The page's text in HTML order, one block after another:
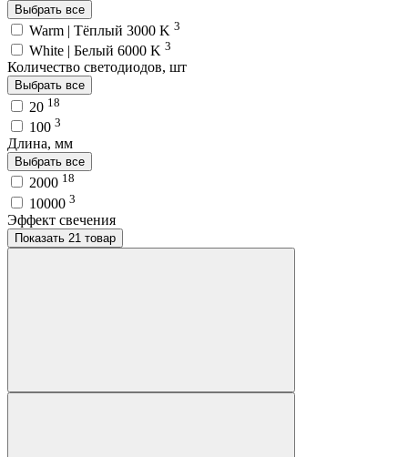
Выбрать все
Warm | Тёплый 3000 K 3
White | Белый 6000 K 3
Количество светодиодов, шт
Выбрать все
20 18
100 3
Длина, мм
Выбрать все
2000 18
10000 3
Эффект свечения
Показать 21 товар